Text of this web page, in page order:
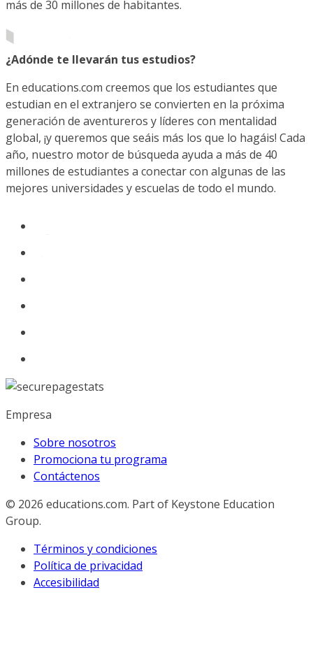
más de 30 millones de habitantes.
¿Adónde te llevarán tus estudios?
En educations.com creemos que los estudiantes que
estudian en el extranjero se convierten en la próxima
generación de aventureros y líderes con mentalidad
global, ¡y queremos que seáis más los que lo hagáis! Cada
año, nuestro motor de búsqueda ayuda a más de 40
millones de estudiantes a conectar con algunas de las
mejores universidades y escuelas de todo el mundo.
Empresa
Sobre nosotros
Promociona tu programa
Contáctenos
© 2026 educations.com. Part of Keystone Education
Group.
Términos y condiciones
Política de privacidad
Accesibilidad